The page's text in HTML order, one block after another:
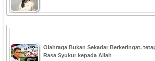
Olahraga Bukan Sekadar Berkeringat,
Rasa Syukur kepada Allah